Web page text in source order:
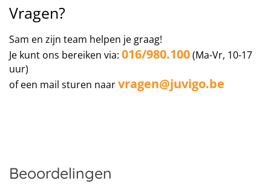
13
15 Leaflet |Map data © OpenStreetMapcontributors
Click map to enable scroll zoom
Belangrijk:Deze reis gaat naar het buitenland. Wij
raden je onze 5-sterren premium verzekering aan om
er zeker van te zijn dat je goed beschermd bent
tijdens je vakantie buiten België. Naast de
Vragen?
Sam en zijn team helpen je graag!
Je kunt ons bereiken via: 016/980.100(Ma-Vr, 10-17
uur)
of een mail sturen naarvragen@juvigo.be
Beoordelingen